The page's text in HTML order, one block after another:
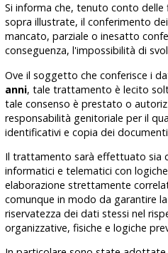
Si informa che, tenuto conto
sopra illustrate, il conferimento
mancato, parziale o inesatto
conseguenza, l'impossibilità di
Ove il soggetto che conferisce i
anni, tale trattamento è lecito
tale consenso è prestato o
responsabilità genitoriale per il
identificativi e copia dei
Il trattamento sarà effettuato sia
informatici e telematici con
elaborazione strettamente
comunque in modo da garantire
riservatezza dei dati stessi nel
organizzative, fisiche e logiche